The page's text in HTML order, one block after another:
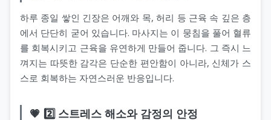
하루 종일 쌓인 긴장은 어깨와 목, 허리 등 근육 속 깊은 층
에서 단단히 굳어 있습니다. 마사지는 이 뭉침을 풀어 혈류
를 회복시키고 근육을 유연하게 만들어 줍니다. 그 즉시 느
껴지는 따뜻한 감각은 단순한 편안함이 아니라, 신체가 스
스로 회복하는 자연스러운 반응입니다.
💗 2️⃣ 스트레스 해소와 감정의 안정